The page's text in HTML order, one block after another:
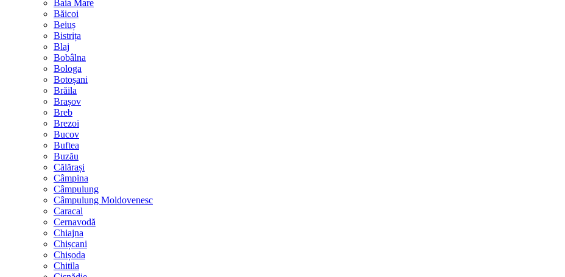
Baia Mare
Băicoi
Beiuș
Bistrița
Blaj
Bobâlna
Bologa
Botoșani
Brăila
Brașov
Breb
Brezoi
Bucov
Buftea
Buzău
Călărași
Câmpina
Câmpulung
Câmpulung Moldovenesc
Caracal
Cernavodă
Chiajna
Chișcani
Chișoda
Chitila